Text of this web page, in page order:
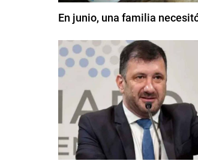
En junio, una familia